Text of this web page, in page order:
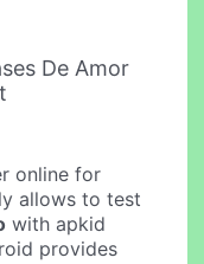
De Amor
online for
allows to test
with apkid
provides